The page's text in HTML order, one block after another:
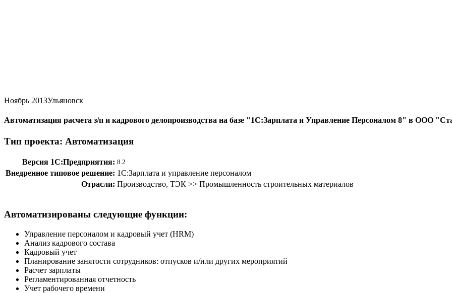
Ноябрь 2013Ульяновск
Автоматизация расчета з/п и кадрового делопроизводства на базе "1С:Зарплата и Управление Персоналом 8" в ООО
Тип проекта: Автоматизация
Версия 1С:Предприятия: 8.2
Внедренное типовое решение: 1С:Зарплата и управление персоналом
Отрасли: Производство, ТЭК >> Промышленность строительных материалов
Автоматизированы следующие функции:
Управление персоналом и кадровый учет (HRM)
Анализ кадрового состава
Кадровый учет
Планирование занятости сотрудников: отпусков и/или других мероприятий
Расчет зарплаты
Регламентированная отчетность
Учет рабочего времени